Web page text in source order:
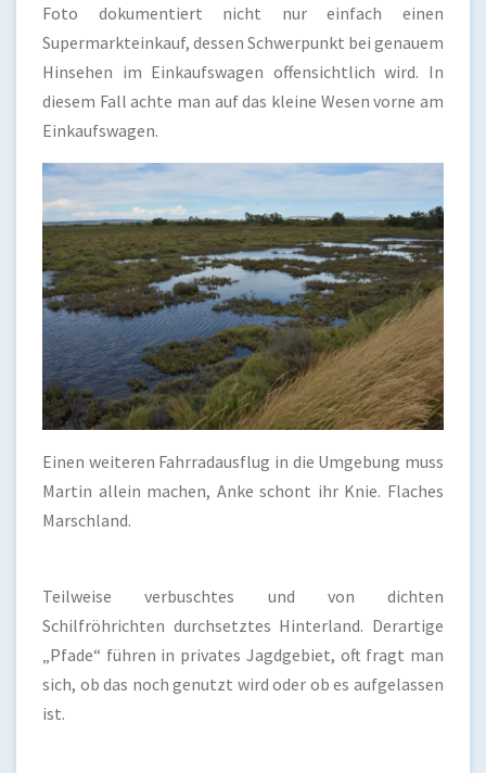
Foto dokumentiert nicht nur einfach einen
Supermarkteinkauf, dessen Schwerpunkt bei genauem
Hinsehen im Einkaufswagen offensichtlich wird. In
diesem Fall achte man auf das kleine Wesen vorne am
Einkaufswagen.
Einen weiteren Fahrradausflug in die Umgebung muss
Martin allein machen, Anke schont ihr Knie. Flaches
Marschland.
Teilweise verbuschtes und von dichten
Schilfröhrichten durchsetztes Hinterland. Derartige
„Pfade“ führen in privates Jagdgebiet, oft fragt man
sich, ob das noch genutzt wird oder ob es aufgelassen
ist.